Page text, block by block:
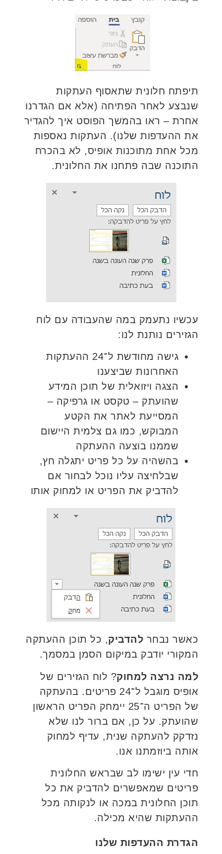
תיפתח חלונית שתאסוף העתקות
שנבצע לאחר הפתיחה (אלא אם הגדרנו
אחרת – ראו בהמשך הפוסט איך להגדיר
את ההעדפות שלנו). העתקות נאספות
מכל אחת מתוכנות אופיס, לא בהכרח
התוכנה שבה פתחנו את החלונית.
עכשיו נתעמק במה שהעבודה עם לוח
הגזירים נותנת לנו:
גישה מחודשת ל־24 ההעתקות
האחרונות שביצענו
הצגה ויזואלית של תוכן המידע
שהועתק – טקסט או גרפיקה –
המסייעת לאתר את הקטע
המבוקש, כמו גם צלמית היישום
שממנו בוצעה ההעתקה
בהשהיה על כל פריט יתגלה חץ,
שבלחיצה עליו נוכל לבחור אם
להדביק את הפריט או למחוק אותו
כאשר נבחר להדביק, כל תוכן ההעתקה
המקורי יודבק במיקום הסמן במסמך.
למה נרצה למחוק? לוח הגזירים של
אופיס מוגבל ל־24 פריטים. בהעתקה
של הפריט ה־25 יימחק הפריט הראשון
שהועתק. על כן, אם ברור לנו שלא
נזדקק להעתקה שנית, עדיף למחוק
אותה ביוזמתנו אנו.
חדי עין ישימו לב שבראש החלונית
פריטים שמאפשרים להדביק את כל
תוכן החלונית במכה או לנקותה מכל
ההעתקות שהיא מכילה.
הגדרת ההעדפות שלנו